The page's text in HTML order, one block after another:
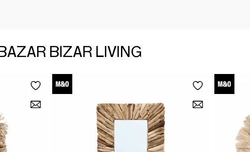
BIZAR LIVING